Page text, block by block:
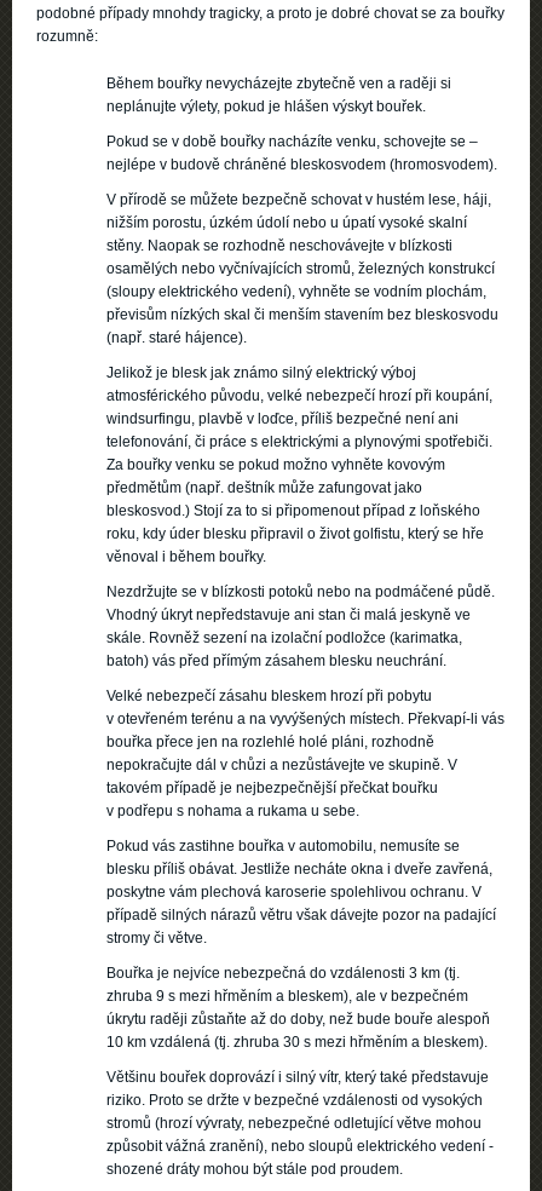
podobné případy mnohdy tragicky, a proto je dobré chovat se za bouřky
rozumně:
Během bouřky nevycházejte zbytečně ven a raději si
neplánujte výlety, pokud je hlášen výskyt bouřek.
Pokud se v době bouřky nacházíte venku, schovejte se –
nejlépe v budově chráněné bleskosvodem (hromosvodem).
V přírodě se můžete bezpečně schovat v hustém lese, háji,
nižším porostu, úzkém údolí nebo u úpatí vysoké skalní
stěny. Naopak se rozhodně neschovávejte v blízkosti
osamělých nebo vyčnívajících stromů, železných konstrukcí
(sloupy elektrického vedení), vyhněte se vodním plochám,
převisům nízkých skal či menším stavením bez bleskosvodu
(např. staré hájence).
Jelikož je blesk jak známo silný elektrický výboj
atmosférického původu, velké nebezpečí hrozí při koupání,
windsurfingu, plavbě v loďce, příliš bezpečné není ani
telefonování, či práce s elektrickými a plynovými spotřebiči.
Za bouřky venku se pokud možno vyhněte kovovým
předmětům (např. deštník může zafungovat jako
bleskosvod.) Stojí za to si připomenout případ z loňského
roku, kdy úder blesku připravil o život golfistu, který se hře
věnoval i během bouřky.
Nezdržujte se v blízkosti potoků nebo na podmáčené půdě.
Vhodný úkryt nepředstavuje ani stan či malá jeskyně ve
skále. Rovněž sezení na izolační podložce (karimatka,
batoh) vás před přímým zásahem blesku neuchrání.
Velké nebezpečí zásahu bleskem hrozí při pobytu
v otevřeném terénu a na vyvýšených místech. Překvapí-li vás
bouřka přece jen na rozlehlé holé pláni, rozhodně
nepokračujte dál v chůzi a nezůstávejte ve skupině. V
takovém případě je nejbezpečnější přečkat bouřku
v podřepu s nohama a rukama u sebe.
Pokud vás zastihne bouřka v automobilu, nemusíte se
blesku příliš obávat. Jestliže necháte okna i dveře zavřená,
poskytne vám plechová karoserie spolehlivou ochranu. V
případě silných nárazů větru však dávejte pozor na padající
stromy či větve.
Bouřka je nejvíce nebezpečná do vzdálenosti 3 km (tj.
zhruba 9 s mezi hřměním a bleskem), ale v bezpečném
úkrytu raději zůstaňte až do doby, než bude bouře alespoň
10 km vzdálená (tj. zhruba 30 s mezi hřměním a bleskem).
Většinu bouřek doprovází i silný vítr, který také představuje
riziko. Proto se držte v bezpečné vzdálenosti od vysokých
stromů (hrozí vývraty, nebezpečné odletující větve mohou
způsobit vážná zranění), nebo sloupů elektrického vedení -
shozené dráty mohou být stále pod proudem.